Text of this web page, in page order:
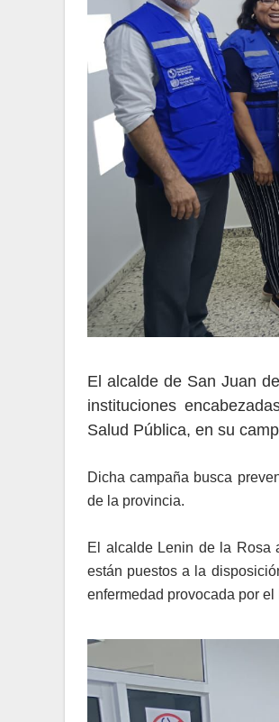
El alcalde de San Juan
instituciones
Salud Pública, en su
Dicha campaña busca
de la provincia.
El alcalde Lenin de la Rosa
están puestos a la
enfermedad provocada por